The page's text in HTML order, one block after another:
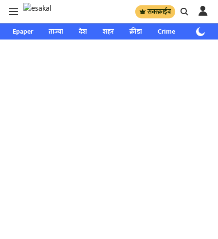
सबस्क्राईब
Epaper ताज्या देश शहर क्रीडा Crime साप्ताहिक